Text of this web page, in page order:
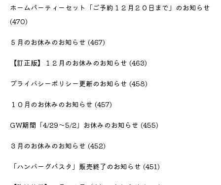
ホームパーティーセット「ご予約１２月２０日まで」のお知らせ
(470)
５月のお休みのお知らせ (467)
【訂正版】１２月のお休みのお知らせ (463)
プライバシーポリシー更新のお知らせ (458)
１０月のお休みのお知らせ (457)
GW期間「4/29〜5/2」お休みのお知らせ (455)
３月のお休みのお知らせ (452)
「ハンバーグパスタ」販売終了のお知らせ (451)